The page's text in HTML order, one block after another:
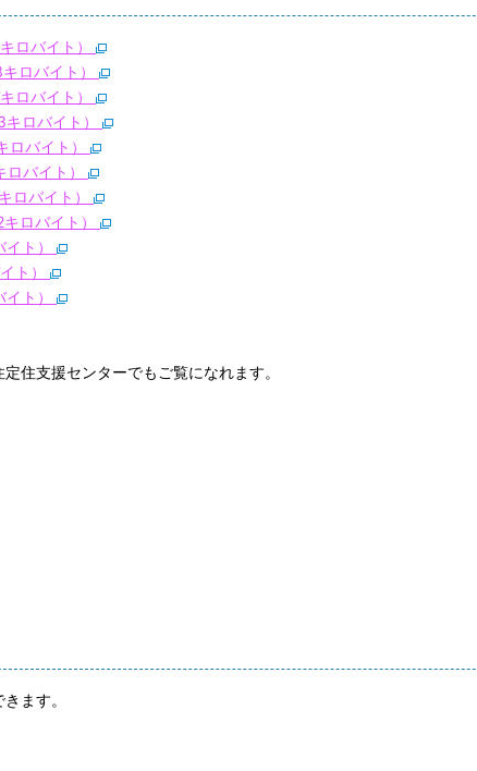
ロバイト）
ロバイト）
ロバイト）
ロバイト）
ロバイト）
バイト）
ロバイト）
ロバイ ト）
ト）
ト）
ト）
支援センターでもご覧になれます。
ます。